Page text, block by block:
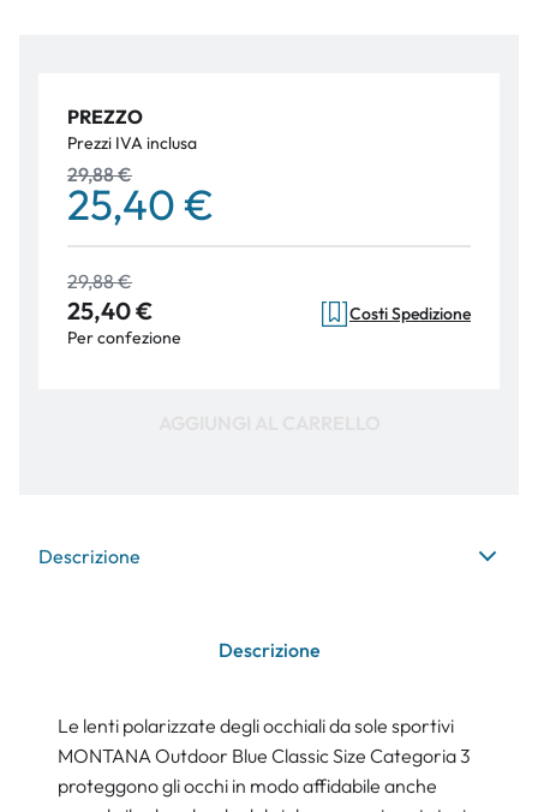
PREZZO
Prezzi IVA inclusa
29,88 €
25,40 €
29,88 €
25,40 €
Per confezione
Costi Spedizione
Descrizione
Descrizione
Le lenti polarizzate degli occhiali da sole sportivi
MONTANA Outdoor Blue Classic Size Categoria 3
proteggono gli occhi in modo affidabile anche